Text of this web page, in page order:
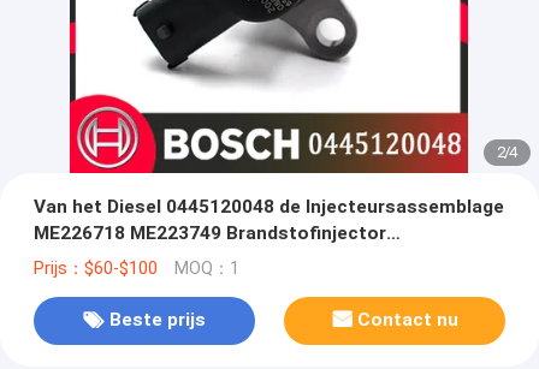
2/4
Van het Diesel 0445120048 de Injecteursassemblage
ME226718 ME223749 Brandstofinjector
Gemeenschappelijke Spoor voor Mitsubishi 4M50
Prijs：$60-$100 MOQ：1
Beste prijs Contact nu